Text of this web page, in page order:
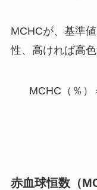
MCHCが、基準
性、高ければ高
MCHC（％
赤血球恒数（